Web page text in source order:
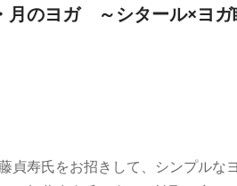
月のヨガ ～シタール×ヨガ
貞寿氏をお招きして、シンプルな